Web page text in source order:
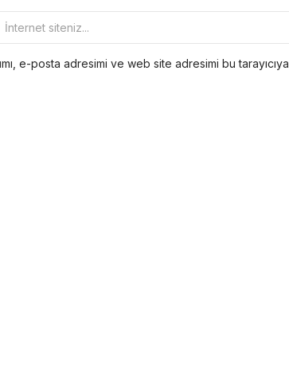
e-posta adresimi ve web site adresimi bu tarayıcıya